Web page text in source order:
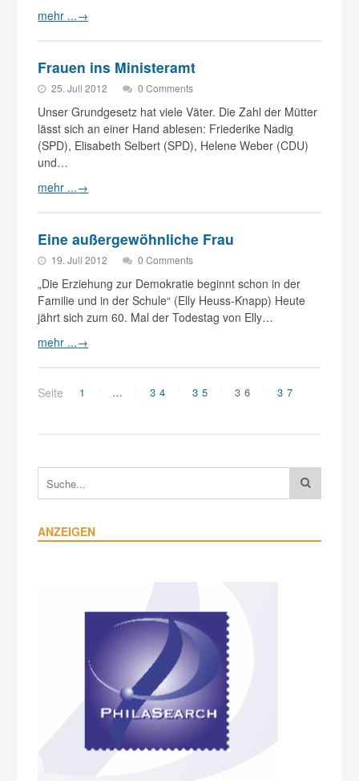
mehr ...→
Frauen ins Ministeramt
25. Juli 2012 0 Comments
Unser Grundgesetz hat viele Väter. Die Zahl der Mütter
lässt sich an einer Hand ablesen: Friederike Nadig
(SPD), Elisabeth Selbert (SPD), Helene Weber (CDU)
und…
mehr ...→
Eine außergewöhnliche Frau
19. Juli 2012 0 Comments
„Die Erziehung zur Demokratie beginnt schon in der
Familie und in der Schule“ (Elly Heuss-Knapp) Heute
jährt sich zum 60. Mal der Todestag von Elly…
mehr ...→
Seite 1 … 34 35 36 37
ANZEIGEN